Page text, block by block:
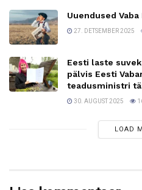
Uuendused
27. DETSEMBER 2025
Eesti laste
pälvis Eesti
teadusministri
30. AUGUST 2025
LOAD